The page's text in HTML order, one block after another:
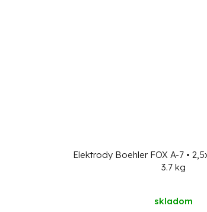
Elektrody Boehler FOX A-7 •
3.7 kg
skladom